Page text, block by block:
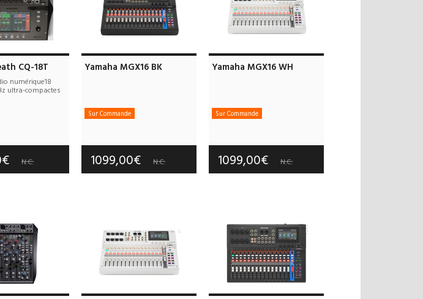
CQ-18T
numérique18
ultra-compactes
:3 an(s)
N.C.
Yamaha MGX16 BK
Sur Commande
Garantie :3 an(s)
1099,00€ N.C.
Yamaha MGX16 WH
Sur Commande
Garantie :3 an(s)
1099,00€ N.C.